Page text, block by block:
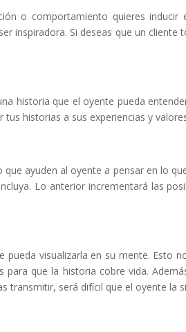
o comportamiento quieres inducir
inspiradora. Si deseas que un cliente
historia que el oyente pueda
historias a sus experiencias y
ayuden al oyente a pensar en lo
Lo anterior incrementará las
visualizarla en su mente. Esto
que la historia cobre vida.
transmitir, será difícil que el oyente la